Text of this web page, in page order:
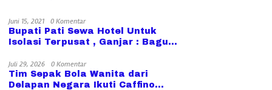
Juni 15, 2021
0 Komentar
Bupati Pati Sewa Hotel Untuk
Isolasi Terpusat , Ganjar : Bagus,
Juli 29, 2026
0 Komentar
Tim Sepak Bola Wanita dari
Delapan Negara Ikuti Caffino